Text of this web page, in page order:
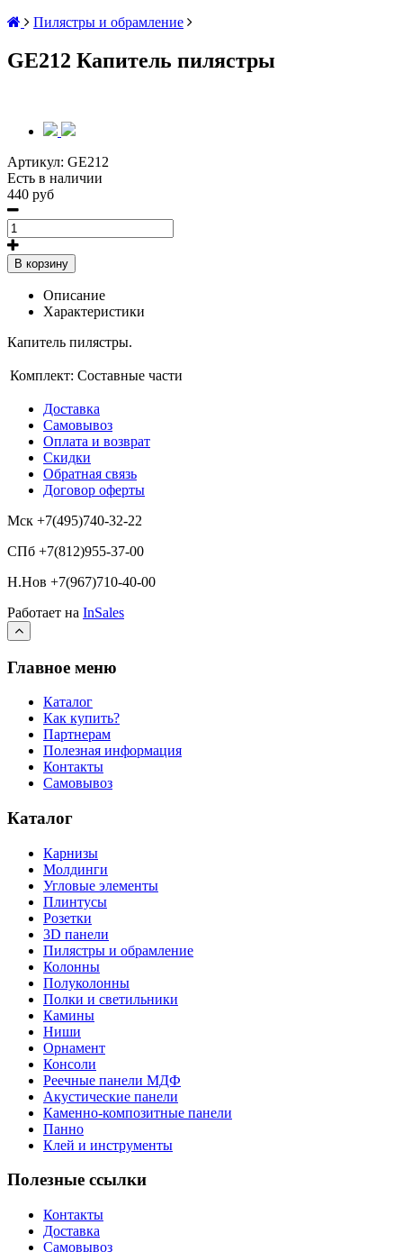
Пилястры и обрамление
GE212 Капитель пилястры
Артикул: GE212
Есть в наличии
440 руб
В корзину
Описание
Характеристики
Капитель пилястры.
Комплект: Составные части
Доставка
Самовывоз
Оплата и возврат
Скидки
Обратная связь
Договор оферты
Мск +7(495)740-32-22
СПб +7(812)955-37-00
Н.Нов +7(967)710-40-00
Работает на InSales
Главное меню
Каталог
Как купить?
Партнерам
Полезная информация
Контакты
Самовывоз
Каталог
Карнизы
Молдинги
Угловые элементы
Плинтусы
Розетки
3D панели
Пилястры и обрамление
Колонны
Полуколонны
Полки и светильники
Камины
Ниши
Орнамент
Консоли
Реечные панели МДФ
Акустические панели
Каменно-композитные панели
Панно
Клей и инструменты
Полезные ссылки
Контакты
Доставка
Самовывоз